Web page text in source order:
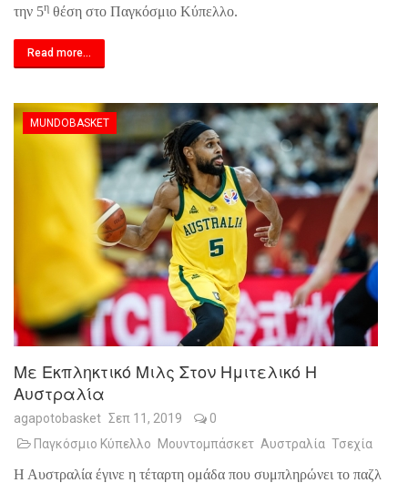
την 5η θέση στο Παγκόσμιο Κύπελλο.
Read more...
MUNDOBASKET
Με Εκπληκτικό Μιλς Στον Ημιτελικό Η
Αυστραλία
agapotobasket Σεπ 11, 2019
0
Παγκόσμιο Κύπελλο
Μουντομπάσκετ Αυστραλία Τσεχία
Η Αυστραλία έγινε η τέταρτη ομάδα που συμπληρώνει το παζλ